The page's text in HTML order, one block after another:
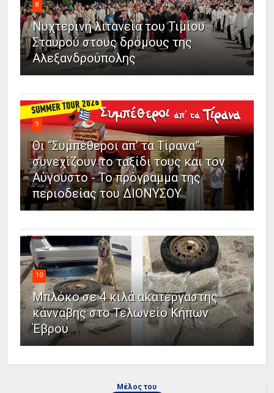
8
Νυχτερινή λιτανεία του Τιμίου
Σταυρού στους δρόμους της
Αλεξανδρούπολης
9
Οι “Συμπέθεροι απ’ τα Τίρανα”
συνεχίζουν το ταξίδι τους και τον
Αύγουστο - Το πρόγραμμα της
περιοδείας του ΔΙΟΝΥΣΟΥ
10
Μπλόκο σε 4 κιλά ακατέργαστης
κάνναβης στο Τελωνείο Κήπων
Έβρου
Μέλος του